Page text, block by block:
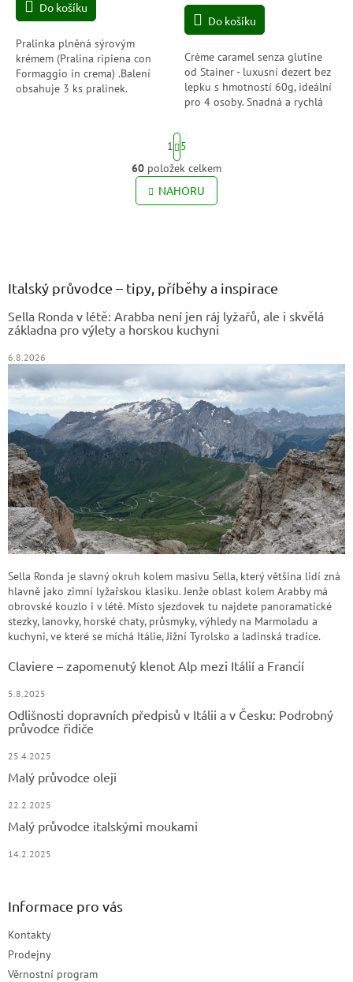
5
hvězdiček.
Do košíku
Pralinka plněná sýrovým
krémem (Pralina ripiena con
Formaggio in crema) .Balení
obsahuje 3 ks pralinek.
cena:
Do košíku
Crème caramel senza glutine
od Stainer - luxusní dezert bez
lepku s hmotností 60g, ideální
pro 4 osoby. Snadná a rychlá
O
v
l
í
p
r
v
k
ý
p
i
s
u
S
t
r
á
n
k
1
5
60 položek celkem
NAHORU
Italský průvodce – tipy, příběhy a inspirace
Sella Ronda v létě: Arabba není jen ráj lyžařů, ale i skvělá
základna pro výlety a horskou kuchyni
6.8.2026
Sella Ronda je slavný okruh kolem masivu Sella, který většina lidí zná
hlavně jako zimní lyžařskou klasiku. Jenže oblast kolem Arabby má
obrovské kouzlo i v létě. Místo sjezdovek tu najdete panoramatické
stezky, lanovky, horské chaty, průsmyky, výhledy na Marmoladu a
kuchyni, ve které se míchá Itálie, Jižní Tyrolsko a ladinská tradice.
Claviere – zapomenutý klenot Alp mezi Itálií a Francií
5.8.2025
Odlišnosti dopravních předpisů v Itálii a v Česku: Podrobný
průvodce řidiče
25.4.2025
Malý průvodce oleji
22.2.2025
Malý průvodce italskými moukami
14.2.2025
Informace pro vás
Kontakty
Prodejny
Věrnostní program